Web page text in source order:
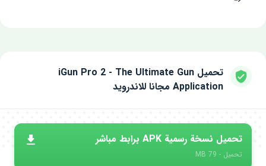
تحميل iGun Pro 2 - The Ultimate Gun
Application مجانا للاندرويد
تحميل نسخة رسمية APK برابط مباشر
تحميل - 79 MB